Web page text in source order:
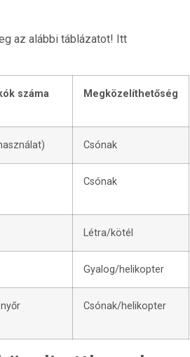
az alábbi táblázatot! Itt
száma Megközelíthetőség
Csónak
Csónak
Létra/kötél
Gyalog/helikopter
Csónak/helikopter